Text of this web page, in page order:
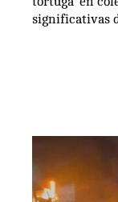
significativas